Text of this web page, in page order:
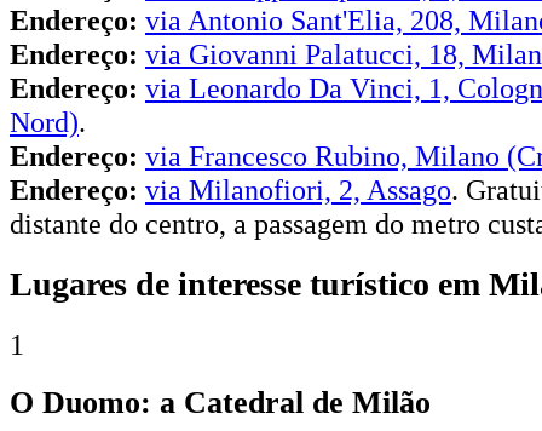
Endereço: via Antonio Sant'Elia, 208,
Endereço: via Giovanni Palatucci, 18,
Endereço: via Leonardo Da Vinci, 1,
Nord).
Endereço: via Francesco Rubino, Milano
Endereço: via Milanofiori, 2, Assago.
distante do centro, a passagem do metro
Lugares de interesse turístico em
1
O Duomo: a Catedral de Milão